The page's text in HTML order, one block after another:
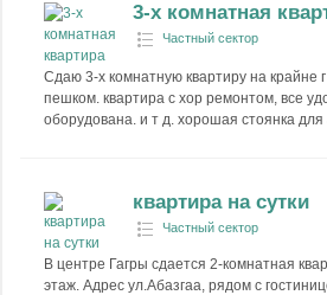
3-х комнатная
Частный сектор
Сдаю 3-х комнатную квартиру на крайне
пешком. квартира с хор ремонтом, все
оборудована. и т д. хорошая стоянка
квартира на сутки
Частный сектор
В центре Гагры сдается 2-комнатная
этаж. Адрес ул.Абазгаа, рядом с